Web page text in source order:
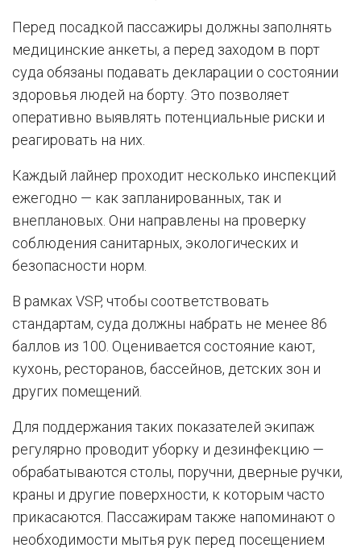
Перед посадкой пассажиры должны заполнять
медицинские анкеты, а перед заходом в порт
суда обязаны подавать декларации о состоянии
здоровья людей на борту. Это позволяет
оперативно выявлять потенциальные риски и
реагировать на них.
Каждый лайнер проходит несколько инспекций
ежегодно — как запланированных, так и
внеплановых. Они направлены на проверку
соблюдения санитарных, экологических и
безопасности норм.
В рамках VSP, чтобы соответствовать
стандартам, суда должны набрать не менее 86
баллов из 100. Оценивается состояние кают,
кухонь, ресторанов, бассейнов, детских зон и
других помещений.
Для поддержания таких показателей экипаж
регулярно проводит уборку и дезинфекцию —
обрабатываются столы, поручни, дверные ручки,
краны и другие поверхности, к которым часто
прикасаются. Пассажирам также напоминают о
необходимости мытья рук перед посещением